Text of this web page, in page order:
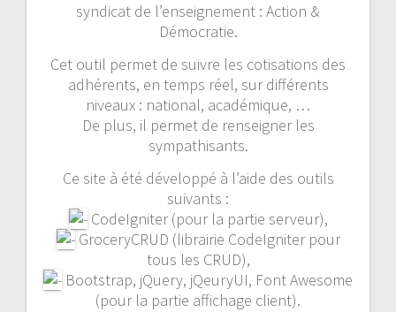
syndicat de l’enseignement : Action &
Démocratie.
Cet outil permet de suivre les cotisations des
adhérents, en temps réel, sur différents
niveaux : national, académique, …
De plus, il permet de renseigner les
sympathisants.
Ce site à été développé à l’aide des outils
suivants :
CodeIgniter (pour la partie serveur),
GroceryCRUD (librairie CodeIgniter pour
tous les CRUD),
Bootstrap, jQuery, jQeuryUI, Font Awesome
(pour la partie affichage client).